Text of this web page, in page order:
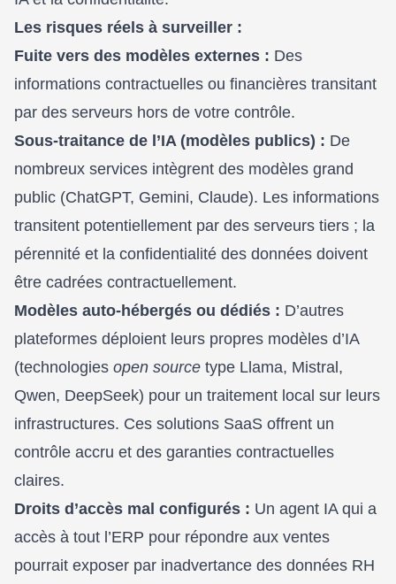
Les risques réels à surveiller :
Fuite vers des modèles externes : Des
informations contractuelles ou financières transitant
par des serveurs hors de votre contrôle.
Sous-traitance de l’IA (modèles publics) : De
nombreux services intègrent des modèles grand
public (ChatGPT, Gemini, Claude). Les informations
transitent potentiellement par des serveurs tiers ; la
pérennité et la confidentialité des données doivent
être cadrées contractuellement.
Modèles auto-hébergés ou dédiés : D’autres
plateformes déploient leurs propres modèles d’IA
(technologies open source type Llama, Mistral,
Qwen, DeepSeek) pour un traitement local sur leurs
infrastructures. Ces solutions SaaS offrent un
contrôle accru et des garanties contractuelles
claires.
Droits d’accès mal configurés : Un agent IA qui a
accès à tout l’ERP pour répondre aux ventes
pourrait exposer par inadvertance des données RH